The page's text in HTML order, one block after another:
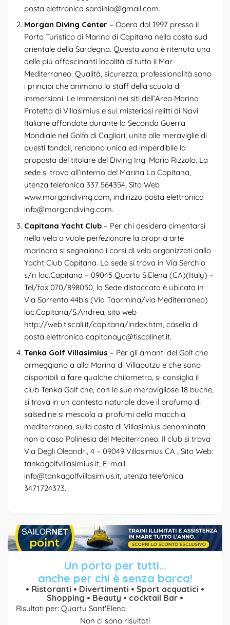
posta elettronica sardinia@gmail.com.
Morgan Diving Center – Opera dal 1997 presso il
Porto Turistico di Marina di Capitana nella costa sud
orientale della Sardegna. Questa zona è ritenuta una
delle più affascinanti località di tutto il Mar
Mediterraneo. Qualità, sicurezza, professionalità sono
i principi che animano lo staff della scuola di
immersioni. Le immersioni nei siti dell’Area Marina
Protetta di Villasimius e sui misteriosi relitti di Navi
Italiane affondate durante la Seconda Guerra
Mondiale nel Golfo di Cagliari, unite alle meraviglie di
questi fondali, rendono unica ed imperdibile la
proposta del titolare del Diving Ing. Mario Rizzolo. La
sede si trova all’interno del Marina La Capitana,
utenza telefonica 337 564354, Sito Web
www.morgandiving.com, indirizzo posta elettronica
info@morgandiving.com.
Capitana Yacht Club – Per chi desidera cimentarsi
nella vela o vuole perfezionare la propria arte
marinara si segnalano i corsi di vela organizzati dallo
Yacht Club Capitana. La sede si trova in Via Serchio
s/n loc.Capitana – 09045 Quartu S.Elena (CA)(Italy) –
Tel/fax 070/898050, la Sede distaccata è ubicata in
Via Sorrento 44bis (Via Taormina/via Mediterraneo)
loc.Capitana/S.Andrea, sito web
http://web.tiscali.it/capitana/index.htm, casella di
posta elettronica capitanayc@tiscalinet.it.
Tenka Golf Villasimius – Per gli amanti del Golf che
ormeggiano a alla Marina di Villaputzu e che sono
disponibili a fare qualche chilometro, si consiglia il
club Tenka Golf che, con le sue meravigliose 18 buche,
si trova in un contesto naturale dove il profumo di
salsedine si mescola ai profumi della macchia
mediterranea, sulla costa di Villasimius denominata
non a caso Polinesia del Mediterraneo. Il club si trova
Via Degli Oleandri, 4 – 09049 Villasimius CA , Sito Web:
tankagolfvillasimius.it, E-mail:
info@tankagolfvillasimius.it, utenza telefonica
3471724373.
Un porto per tutti...
anche per chi è senza barca!
• Ristoranti • Divertimenti • Sport acquatici •
Shopping • Beauty • cocktail Bar •
Risultati per: Quartu Sant'Elena
Non ci sono risultati